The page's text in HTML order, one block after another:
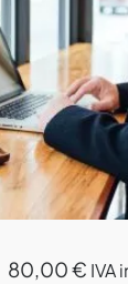
80,00€ IVA